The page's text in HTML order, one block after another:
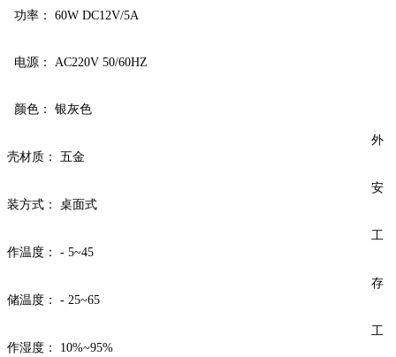
功率： 60W DC12V/5A
电源： AC220V 50/60HZ
颜色： 银灰色
外
壳材质： 五金
安
装方式： 桌面式
工
作温度： - 5~45
存
储温度： - 25~65
工
作湿度： 10%~95%